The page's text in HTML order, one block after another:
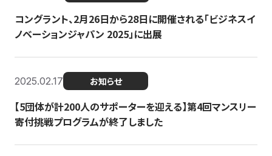
コングラント、2月26日から28日に開催される「ビジネスイ
ノベーションジャパン 2025」に出展
2025.02.17 お知らせ
【5団体が計200人のサポーターを迎える】​​第4回マンスリー
寄付挑戦プログラムが終了しました